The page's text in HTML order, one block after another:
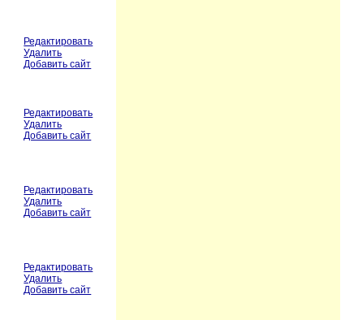
Редактировать
Удалить
Добавить сайт
Редактировать
Удалить
Добавить сайт
Редактировать
Удалить
Добавить сайт
Редактировать
Удалить
Добавить сайт